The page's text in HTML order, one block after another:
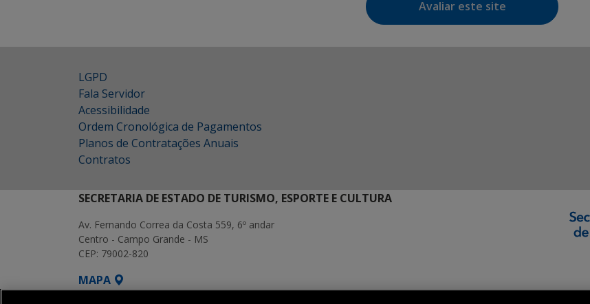
Avaliar este site
LGPD
Fala Servidor
Acessibilidade
Ordem Cronológica de Pagamentos
Planos de Contratações Anuais
Contratos
SECRETARIA DE ESTADO DE TURISMO, ESPORTE E CULTURA
Av. Fernando Correa da Costa 559, 6º andar
Centro - Campo Grande - MS
CEP: 79002-820
MAPA